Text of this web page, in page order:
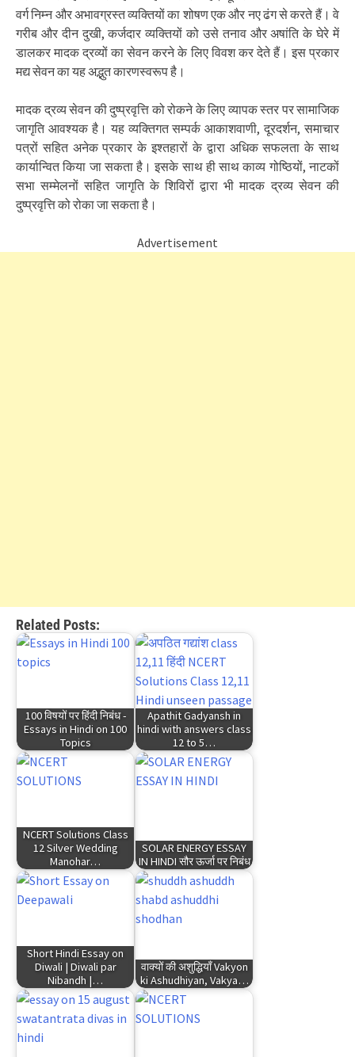
वर्ग निम्न और अभावग्रस्त व्यक्तियों का शोषण एक और नए ढंग से करते हैं। वे
गरीब और दीन दुखी, कर्जदार व्यक्तियों को उसे तनाव और अषांति के घेरे में
डालकर मादक द्रव्यों का सेवन करने के लिए विवश कर देते हैं। इस प्रकार
मद्य सेवन का यह अद्भुत कारणस्वरूप है।
मादक द्रव्य सेवन की दुष्प्रवृत्ति को रोकने के लिए व्यापक स्तर पर सामाजिक
जागृति आवश्यक है। यह व्यक्तिगत सम्पर्क आकाशवाणी, दूरदर्शन, समाचार
पत्रों सहित अनेक प्रकार के इश्तहारों के द्वारा अधिक सफलता के साथ
कार्यान्वित किया जा सकता है। इसके साथ ही साथ काव्य गोष्ठियों, नाटकों
सभा सम्मेलनों सहित जागृति के शिविरों द्वारा भी मादक द्रव्य सेवन की
दुष्प्रवृत्ति को रोका जा सकता है।
Advertisement
Related Posts:
100 विषयों पर हिंदी निबंध -
Essays in Hindi on 100
Topics
Apathit Gadyansh in
hindi with answers class
12 to 5…
NCERT Solutions Class
12 Silver Wedding
Manohar…
SOLAR ENERGY ESSAY
IN HINDI सौर ऊर्जा पर निबंध
Short Hindi Essay on
Diwali | Diwali par
Nibandh |…
वाक्यों की अशुद्धियाँ Vakyon
ki Ashudhiyan, Vakya…